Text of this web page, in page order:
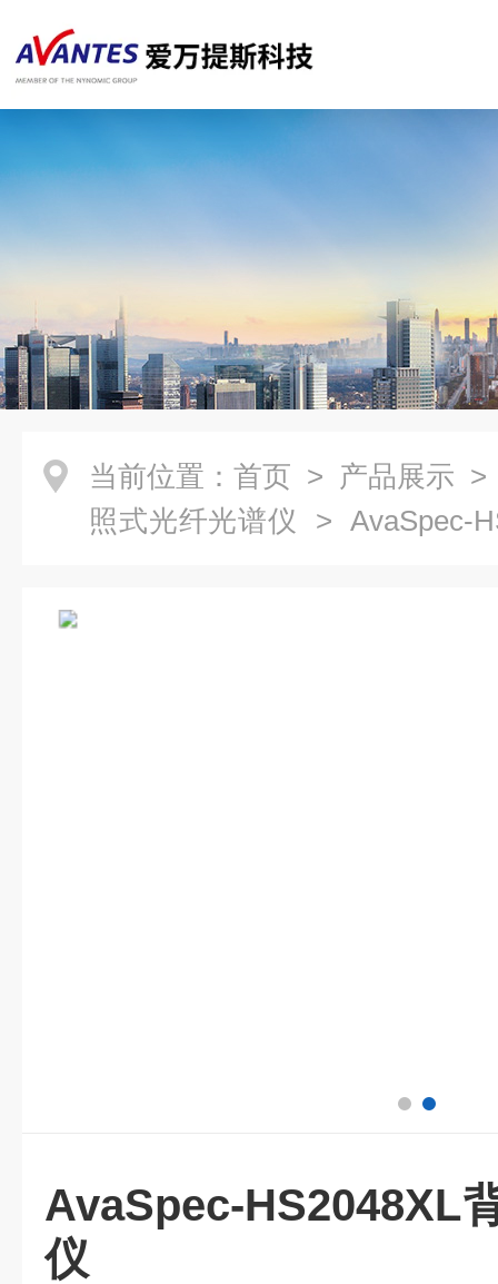
当前位置： 首页 > 产品展示
照式光纤光谱仪 > AvaSpec-
AvaSpec-HS2048XL
仪